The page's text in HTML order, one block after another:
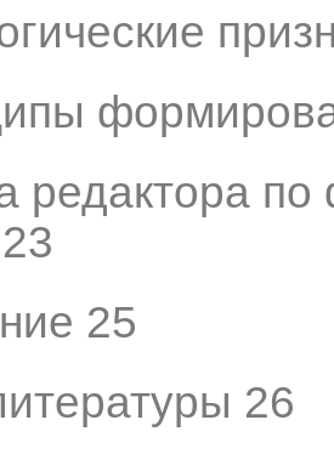
редактора
25
26